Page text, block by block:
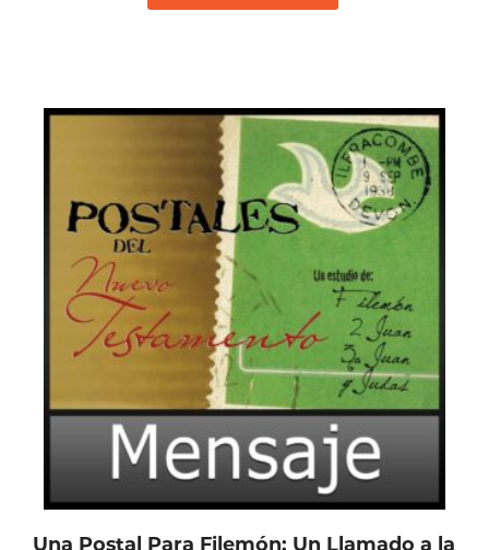
Una Postal Para Filemón: Un Llamado a la